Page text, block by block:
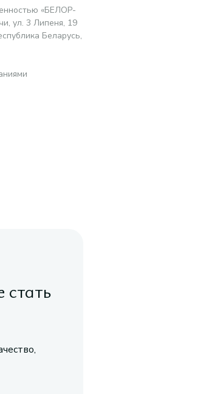
«БЕЛОР-
ул. 3 Липеня, 19
Беларусь,
стать